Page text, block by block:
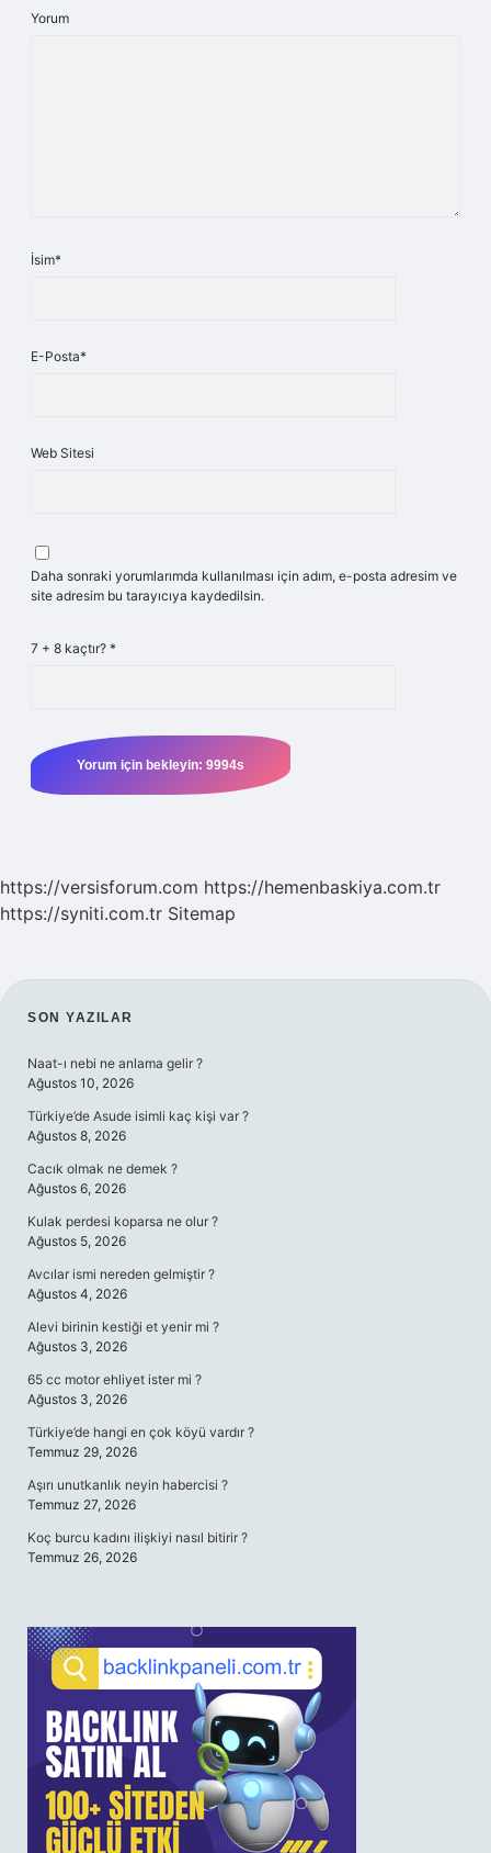
Yorum
İsim*
E-Posta*
Web Sitesi
Daha sonraki yorumlarımda kullanılması için adım, e-posta adresim ve
site adresim bu tarayıcıya kaydedilsin.
7 + 8 kaçtır? *
https://versisforum.com https://hemenbaskiya.com.tr
https://syniti.com.tr Sitemap
SIDEBAR
SON YAZILAR
Naat-ı nebi ne anlama gelir ?
Ağustos 10, 2026
Türkiye’de Asude isimli kaç kişi var ?
Ağustos 8, 2026
Cacık olmak ne demek ?
Ağustos 6, 2026
Kulak perdesi koparsa ne olur ?
Ağustos 5, 2026
Avcılar ismi nereden gelmiştir ?
Ağustos 4, 2026
Alevi birinin kestiği et yenir mi ?
Ağustos 3, 2026
65 cc motor ehliyet ister mi ?
Ağustos 3, 2026
Türkiye’de hangi en çok köyü vardır ?
Temmuz 29, 2026
Aşırı unutkanlık neyin habercisi ?
Temmuz 27, 2026
Koç burcu kadını ilişkiyi nasıl bitirir ?
Temmuz 26, 2026